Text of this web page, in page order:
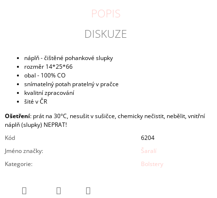
POPIS
DISKUZE
náplň - čištěné pohankové slupky
rozměr 14*25*66
obal - 100% CO
snímatelný potah pratelný v pračce
kvalitní zpracování
šité v ČR
Ošetření: prát na 30°C, nesušit v sušičce, chemicky nečistit, nebělit, vnitřní
náplň (slupky) NEPRAT!
Kód
6204
Jméno značky:
Šaralí
Kategorie: Bolstery